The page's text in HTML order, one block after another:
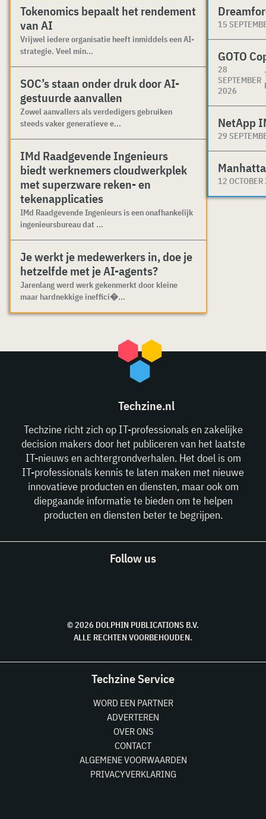
Tokenomics bepaalt het rendement
van AI
Vrijwel iedere organisatie heeft inmiddels een AI-
strategie. Veel min...
SOC’s staan onder druk door AI-
gestuurde aanvallen
Zowel aanvallers als verdedigers gebruiken
steeds vaker generatieve e...
IMd Raadgevende Ingenieurs
biedt werknemers cloudwerkplek
met superzware reken- en
tekenapplicaties
IMd Raadgevende Ingenieurs is een onafhankelijk
ingenieursbureau dat ...
Je werkt je medewerkers in, doe je
hetzelfde met je AI-agents?
Jarenlang werd werk gekenmerkt door kleine
maar hardnekkige ineffici�...
15
GOTO
28
SEPTEMBER
2026
NetApp
29
12
Techzine.nl
Techzine richt zich op IT-professionals en zakelijke
decision makers door het publiceren van het laatste
IT-nieuws en achtergrondverhalen. Het doel is om
IT-professionals kennis te laten maken met nieuwe
innovatieve producten en diensten, maar ook om
diepgaande informatie te bieden om te helpen
producten en diensten beter te begrijpen.
Follow us
© 2026 DOLPHIN PUBLICATIONS B.V.
ALLE RECHTEN VOORBEHOUDEN.
Techzine Service
WORD EEN PARTNER
ADVERTEREN
OVER ONS
CONTACT
ALGEMENE VOORWAARDEN
PRIVACYVERKLARING